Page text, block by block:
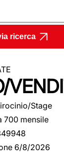
ricerca
Stage
700 mensile
6/8/2026